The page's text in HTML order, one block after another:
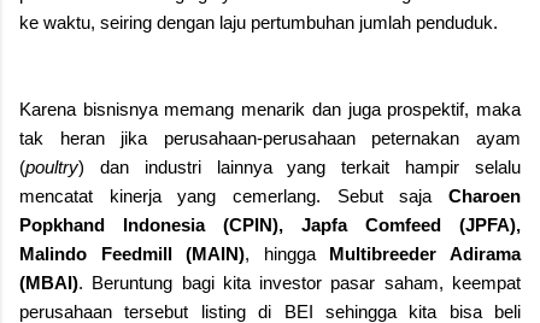
ke waktu, seiring dengan laju pertumbuhan jumlah penduduk.
Karena bisnisnya memang menarik dan juga prospektif, maka
tak heran jika perusahaan-perusahaan peternakan ayam
(poultry) dan industri lainnya yang terkait hampir selalu
mencatat kinerja yang cemerlang. Sebut saja Charoen
Popkhand Indonesia (CPIN), Japfa Comfeed (JPFA),
Malindo Feedmill (MAIN), hingga Multibreeder Adirama
(MBAI). Beruntung bagi kita investor pasar saham, keempat
perusahaan tersebut listing di BEI sehingga kita bisa beli